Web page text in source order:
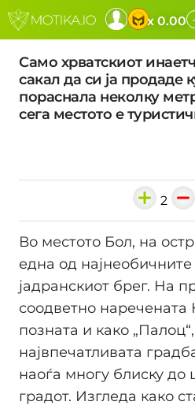
x 0.00
Само хрватскиот
сакал да си ја продаде
пораснала неколку
сега местото е
2
Во местото Бол, на
една од
јадранскиот брег. На
соодветно наречената
позната и како
највпечатливата
наоѓа многу блиску до
градот. Изгледа како